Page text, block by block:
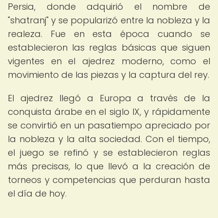
Persia, donde adquirió el nombre de
"shatranj" y se popularizó entre la nobleza y la
realeza. Fue en esta época cuando se
establecieron las reglas básicas que siguen
vigentes en el ajedrez moderno, como el
movimiento de las piezas y la captura del rey.
El ajedrez llegó a Europa a través de la
conquista árabe en el siglo IX, y rápidamente
se convirtió en un pasatiempo apreciado por
la nobleza y la alta sociedad. Con el tiempo,
el juego se refinó y se establecieron reglas
más precisas, lo que llevó a la creación de
torneos y competencias que perduran hasta
el día de hoy.